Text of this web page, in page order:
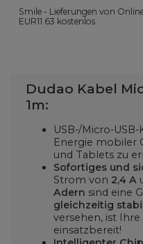
Smile - Lieferungen von
EUR11.63 kostenlos.
Dudao Kabel
1m:
USB-/Micro-
Energie mobiler
und Tablets zu
Sofortiges und
Strom von 2,4 A
Adern sind eine
gleichzeitig
versehen, ist
einsatzbereit!